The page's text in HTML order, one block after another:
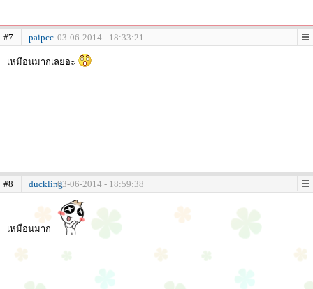
#7 paipcc 03-06-2014 - 18:33:21
เหมือนมากเลยอะ
#8 duckling03-06-2014 - 18:59:38
เหมือนมาก